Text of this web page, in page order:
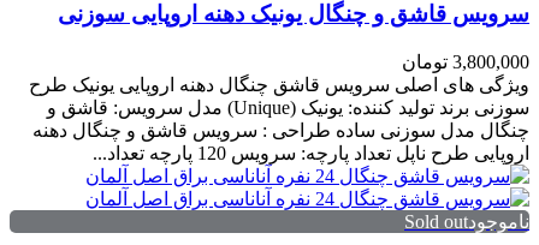
سرویس قاشق و چنگال یونیک دهنه اروپایی سوزنی
3,800,000 تومان
ویژگی های اصلی سرویس قاشق چنگال دهنه اروپایی یونیک طرح
سوزنی برند تولید کننده: یونیک (Unique) مدل سرویس: قاشق و
چنگال مدل سوزنی ساده طراحی : سرویس قاشق و چنگال دهنه
اروپایی طرح ناپل تعداد پارچه: سرویس 120 پارچه تعداد...
ناموجودSold out